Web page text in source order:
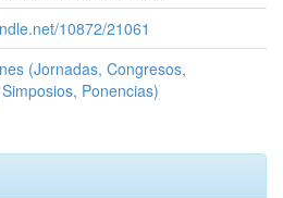
10872/21061
(Jornadas, Congresos,
Ponencias)